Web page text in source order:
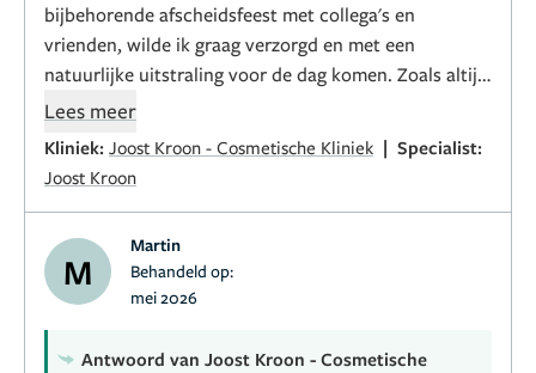
bijbehorende afscheidsfeest met collega's en
vrienden, wilde ik graag verzorgd en met een
natuurlijke uitstraling voor de dag komen. Zoals altijd
was dit bij Joost in uitstekende handen. Door een
subtiele en vakkundige toepassing van botox en fillers
is de behandeling perfect geslaagd. Ik kan nu met een
frisse blik aan mijn pensioen beginnen. Hartelijk dank
Lees meer
Kliniek: Joost Kroon - Cosmetische Kliniek | Specialist:
Joost Kroon
M
Martin
Behandeld op:
mei 2026
Antwoord van Joost Kroon - Cosmetische